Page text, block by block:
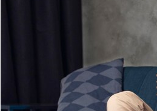
|